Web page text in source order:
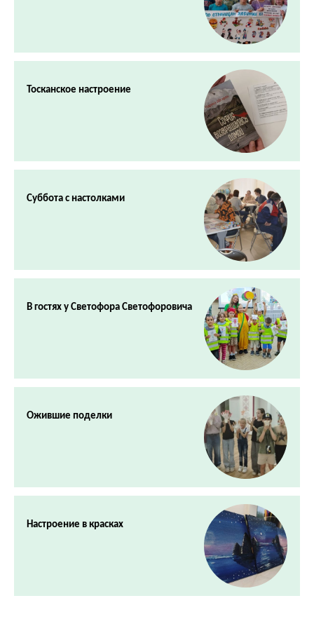
Тосканское настроение
Суббота с настолками
В гостях у Светофора Светофоровича
Ожившие поделки
Настроение в красках